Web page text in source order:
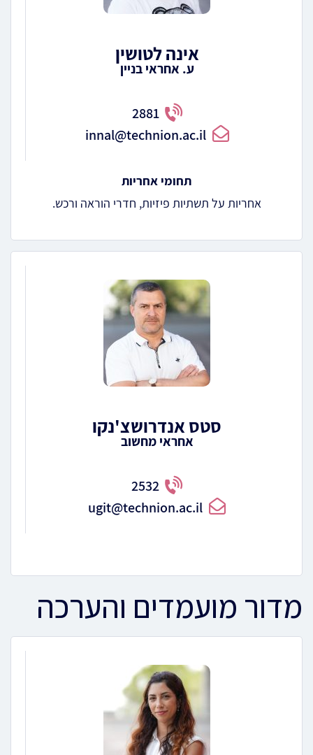
אינה לטושין
ע. אחראי בניין
2881
innal@technion.ac.il
תחומי אחריות
אחריות על תשתיות פיזיות, חדרי הוראה ורכש.
סטס אנדרושצ'נקו
אחראי מחשוב
2532
ugit@technion.ac.il
מדור מועמדים והערכה